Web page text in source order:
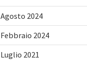
Agosto 2024
Febbraio 2024
Luglio 2021